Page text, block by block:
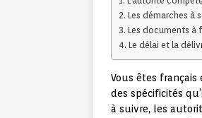
Les démarches à
Les documents à
Le délai et la
Vous êtes
des spécificités
à suivre, les